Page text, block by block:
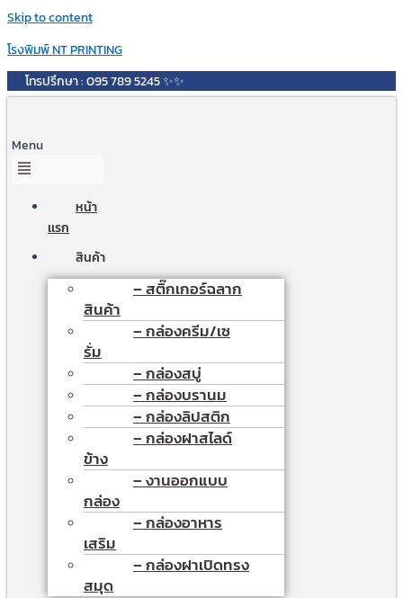
Skip to content
โรงพิมพ์ NT PRINTING
โทรปรึกษา : 095 789 5245 ✨✨
Menu
หน้า
เเรก
สินค้า
– สติ๊กเกอร์ฉลาก
สินค้า
– กล่องครีม/เซ
รั่ม
– กล่องสบู่
– กล่องบรานม
– กล่องลิปสติก
– กล่องฝาสไลด์
ข้าง
– งานออกแบบ
กล่อง
– กล่องอาหาร
เสริม
– กล่องฝาเปิดทรง
สมุด